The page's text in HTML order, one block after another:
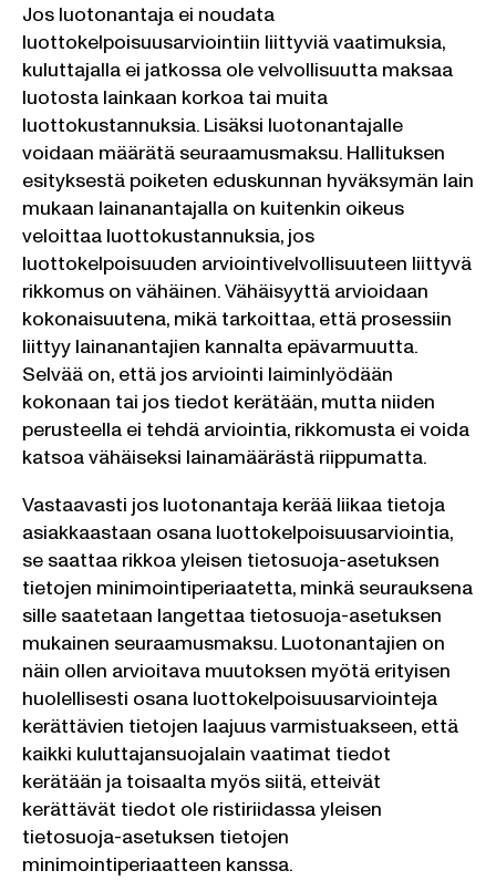
Jos luotonantaja ei noudata
luottokelpoisuusarviointiin liittyviä vaatimuksia,
kuluttajalla ei jatkossa ole velvollisuutta maksaa
luotosta lainkaan korkoa tai muita
luottokustannuksia. Lisäksi luotonantajalle
voidaan määrätä seuraamusmaksu. Hallituksen
esityksestä poiketen eduskunnan hyväksymän lain
mukaan lainanantajalla on kuitenkin oikeus
veloittaa luottokustannuksia, jos
luottokelpoisuuden arviointivelvollisuuteen liittyvä
rikkomus on vähäinen. Vähäisyyttä arvioidaan
kokonaisuutena, mikä tarkoittaa, että prosessiin
liittyy lainanantajien kannalta epävarmuutta.
Selvää on, että jos arviointi laiminlyödään
kokonaan tai jos tiedot kerätään, mutta niiden
perusteella ei tehdä arviointia, rikkomusta ei voida
katsoa vähäiseksi lainamäärästä riippumatta.
Vastaavasti jos luotonantaja kerää liikaa tietoja
asiakkaastaan osana luottokelpoisuusarviointia,
se saattaa rikkoa yleisen tietosuoja-asetuksen
tietojen minimointiperiaatetta, minkä seurauksena
sille saatetaan langettaa tietosuoja-asetuksen
mukainen seuraamusmaksu. Luotonantajien on
näin ollen arvioitava muutoksen myötä erityisen
huolellisesti osana luottokelpoisuusarviointeja
kerättävien tietojen laajuus varmistuakseen, että
kaikki kuluttajansuojalain vaatimat tiedot
kerätään ja toisaalta myös siitä, etteivät
kerättävät tiedot ole ristiriidassa yleisen
tietosuoja-asetuksen tietojen
minimointiperiaatteen kanssa.